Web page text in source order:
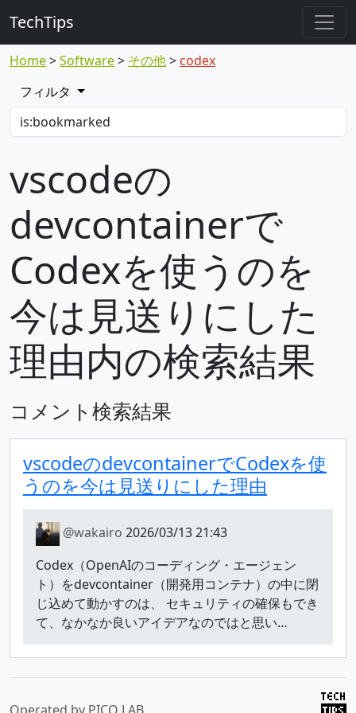
TechTips
Home Software その他
codex
フィルタ
vscodeの
devcontainerで
Codexを使うのを
今は見送りにした
理由内の検索結果
コメント検索結果
vscodeのdevcontainerでCodexを使
うのを今は見送りにした理由
@wakairo 2026/03/13 21:43
Codex（OpenAIのコーディング・エージェン
ト）をdevcontainer（開発用コンテナ）の中に閉
じ込めて動かすのは、 セキュリティの確保もでき
て、なかなか良いアイデアなのではと思い…